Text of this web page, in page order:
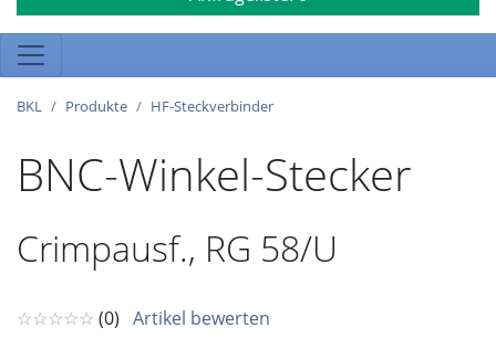
BKL Produkte HF-Steckverbinder
BNC-Winkel-Stecker
Crimpausf., RG 58/U
☆☆☆☆☆ (0) Artikel bewerten